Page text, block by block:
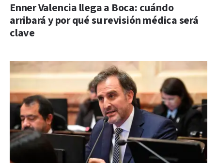
Enner Valencia llega a Boca: cuándo
arribará y por qué su revisión médica será
clave